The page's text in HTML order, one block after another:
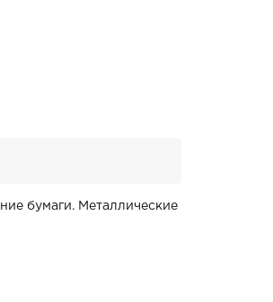
бумаги. Металлические